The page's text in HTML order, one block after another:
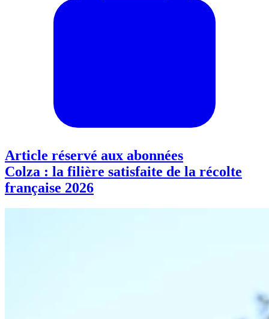
Article réservé aux abonnées
Colza : la filière satisfaite de la récolte
française 2026